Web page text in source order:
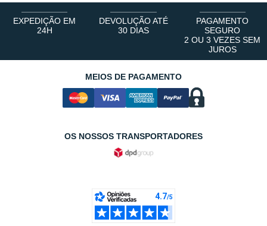
EXPEDIÇÃO EM
24H
DEVOLUÇÃO ATÉ
30 DIAS
PAGAMENTO
SEGURO
2 OU 3 VEZES SEM
JUROS
MEIOS DE PAGAMENTO
OS NOSSOS TRANSPORTADORES